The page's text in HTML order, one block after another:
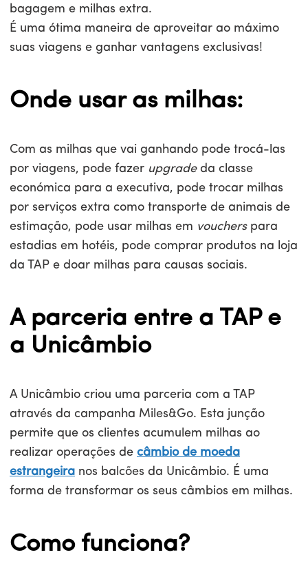
bagagem e milhas extra.
É uma ótima maneira de aproveitar ao máximo
suas viagens e ganhar vantagens exclusivas!
Onde usar as milhas:
Com as milhas que vai ganhando pode trocá-las
por viagens, pode fazer upgradeda classe
económica para a executiva, pode trocar milhas
por serviços extra como transporte de animais de
estimação, pode usar milhas em vouchers para
estadias em hotéis, pode comprar produtos na loja
da TAP e doar milhas para causas sociais.
A parceria entre a TAP e
a Unicâmbio
A Unicâmbio criou uma parceria com a TAP
através da campanha Miles&Go. Esta junção
permite que os clientes acumulem milhas ao
realizar operações de câmbio de moeda
estrangeira nos balcões da Unicâmbio. É uma
forma de transformar os seus câmbios em milhas.
Como funciona?